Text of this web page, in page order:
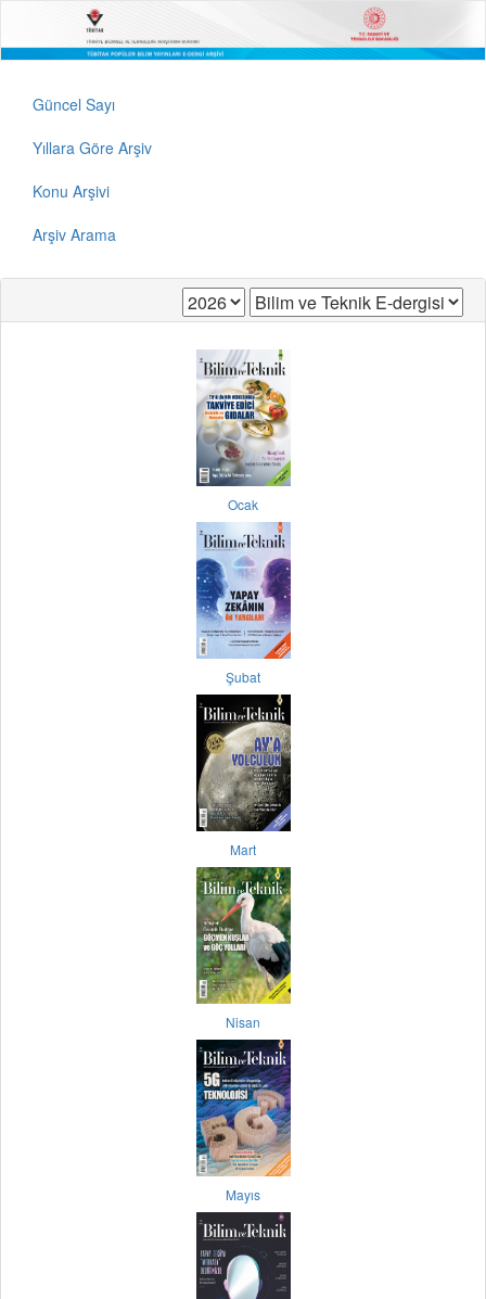
Güncel Sayı
Yıllara Göre Arşiv
Konu Arşivi
Arşiv Arama
Ocak
Şubat
Mart
Nisan
Mayıs